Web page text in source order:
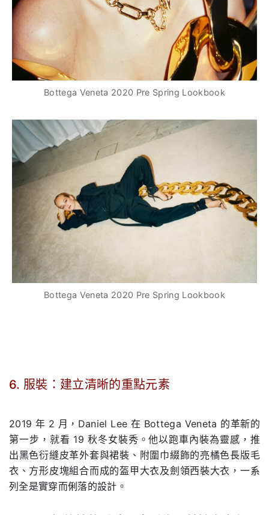
Bottega Veneta 2020 Pre Spring Lookbook
Bottega Veneta 2020 Pre Spring Lookbook
6. 服裝：建立清晰的重點元素
2019 年 2 月，Daniel Lee 在 Bottega Veneta 的革新的
第一步，就看 19 秋冬女裝秀。他以跑車內裝為靈感，推
出黑色衍縫皮革外套與裙裝、附圍巾綴飾的亮橘色長版毛
衣、方形皮塊組合而成的盔甲大衣及劍領西裝大衣，一系
列全是實穿而俐落的設計。